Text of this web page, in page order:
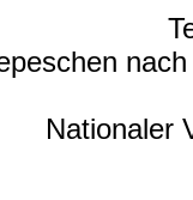
Nationaler